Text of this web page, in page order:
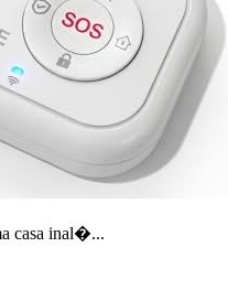
casa inal�...